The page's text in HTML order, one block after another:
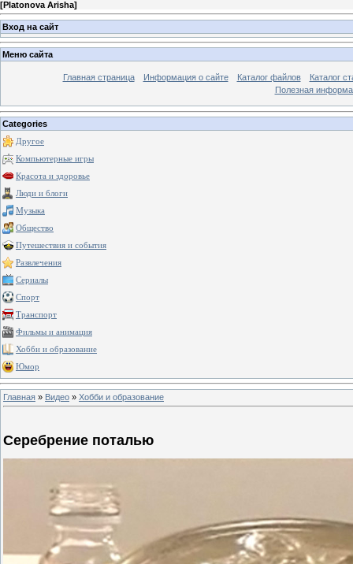
[Platonova Arisha]
Вход на сайт
Меню сайта
Главная страница Информация о сайте Каталог файлов
Каталог
Полезная
Categories
Другое
Компьютерные игры
Красота и здоровье
Люди и блоги
Музыка
Общество
Путешествия и события
Развлечения
Сериалы
Спорт
Транспорт
Фильмы и анимация
Хобби и образование
Юмор
Главная » Видео » Хобби и образование
Серебрение поталью